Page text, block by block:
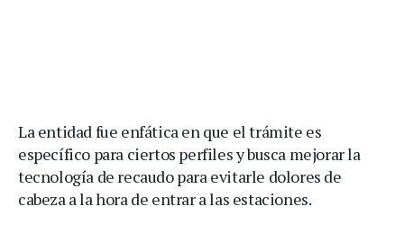
La entidad fue enfática en que el trámite es
específico para ciertos perfiles y busca mejorar la
tecnología de recaudo para evitarle dolores de
cabeza a la hora de entrar a las estaciones.